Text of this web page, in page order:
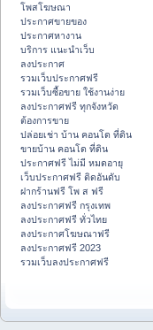
โพสโฆษณา
ประกาศขายของ
ประกาศหางาน
บริการ แนะนำเว็บ
ลงประกาศ
รวมเว็บประกาศฟรี
รวมเว็บซื้อขาย ใช้งานง่าย
ลงประกาศฟรี ทุกจังหวัด
ต้องการขาย
ปล่อยเช่า บ้าน คอนโด ที่ดิน
ขายบ้าน คอนโด ที่ดิน
ประกาศฟรี ไม่มี หมดอายุ
เว็บประกาศฟรี ติดอันดับ
ฝากร้านฟรี โพ ส ฟรี
ลงประกาศฟรี กรุงเทพ
ลงประกาศฟรี ทั่วไทย
ลงประกาศโฆษณาฟรี
ลงประกาศฟรี 2023
รวมเว็บลงประกาศฟรี